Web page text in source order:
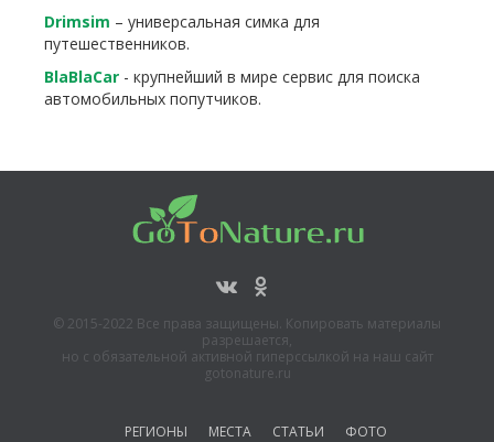
Drimsim – универсальная симка для
путешественников.
BlaBlaCar - крупнейший в мире сервис для поиска
автомобильных попутчиков.
© 2015-2022 Все права защищены. Копировать материалы
разрешается,
но с обязательной активной гиперссылкой на наш сайт
gotonature.ru
РЕГИОНЫ МЕСТА СТАТЬИ ФОТО